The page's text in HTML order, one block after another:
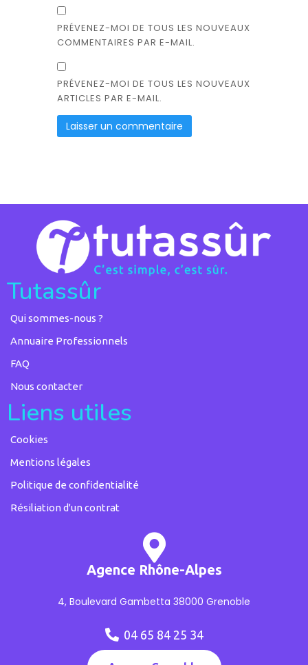
PRÉVENEZ-MOI DE TOUS LES NOUVEAUX
COMMENTAIRES PAR E-MAIL.
PRÉVENEZ-MOI DE TOUS LES NOUVEAUX
ARTICLES PAR E-MAIL.
Tutassûr
Qui sommes-nous ?
Annuaire Professionnels
FAQ
Nous contacter
Liens utiles
Cookies
Mentions légales
Politique de confidentialité
Résiliation d'un contrat
Agence Rhône-Alpes
4, Boulevard Gambetta 38000 Grenoble
04 65 84 25 34